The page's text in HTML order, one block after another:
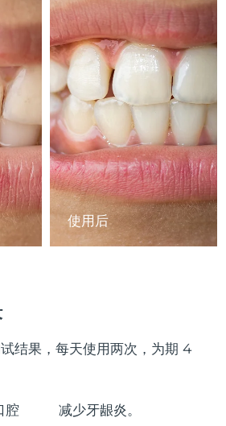
使用后
结果，每天使用两次，为期 4
腔
减少牙龈炎。
预计送达日期 8/11/26
预计送达日期8/11/26
预计送达日期 8/13/26
预计送达日期 8/14/26
预计送达日期8/11/26
预计送达日期8/15/26
预计送达日期 8/12/26
预计送达日期8/11/26